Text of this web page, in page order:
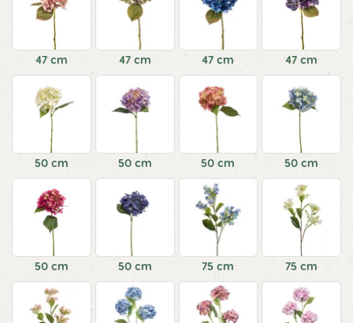
47 cm 47 cm 47 cm 47 cm
50 cm 50 cm 50 cm 50 cm
50 cm 50 cm 75 cm 75 cm